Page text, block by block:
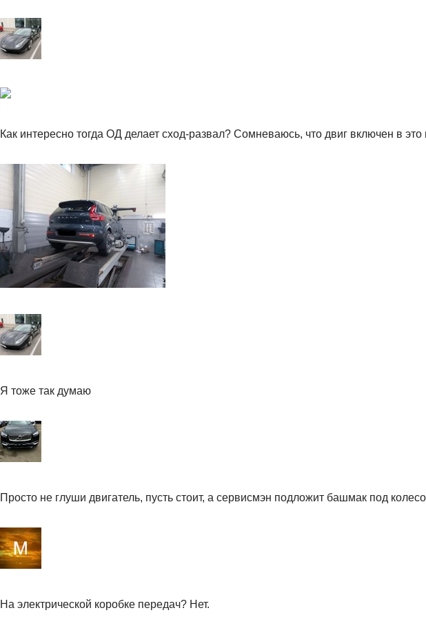
Как интересно тогда ОД делает сход-развал? Сомневаюсь, что двиг включен в это
Я тоже так думаю
Просто не глуши двигатель, пусть стоит, а сервисмэн подложит башмак под
На электрической коробке передач? Нет.